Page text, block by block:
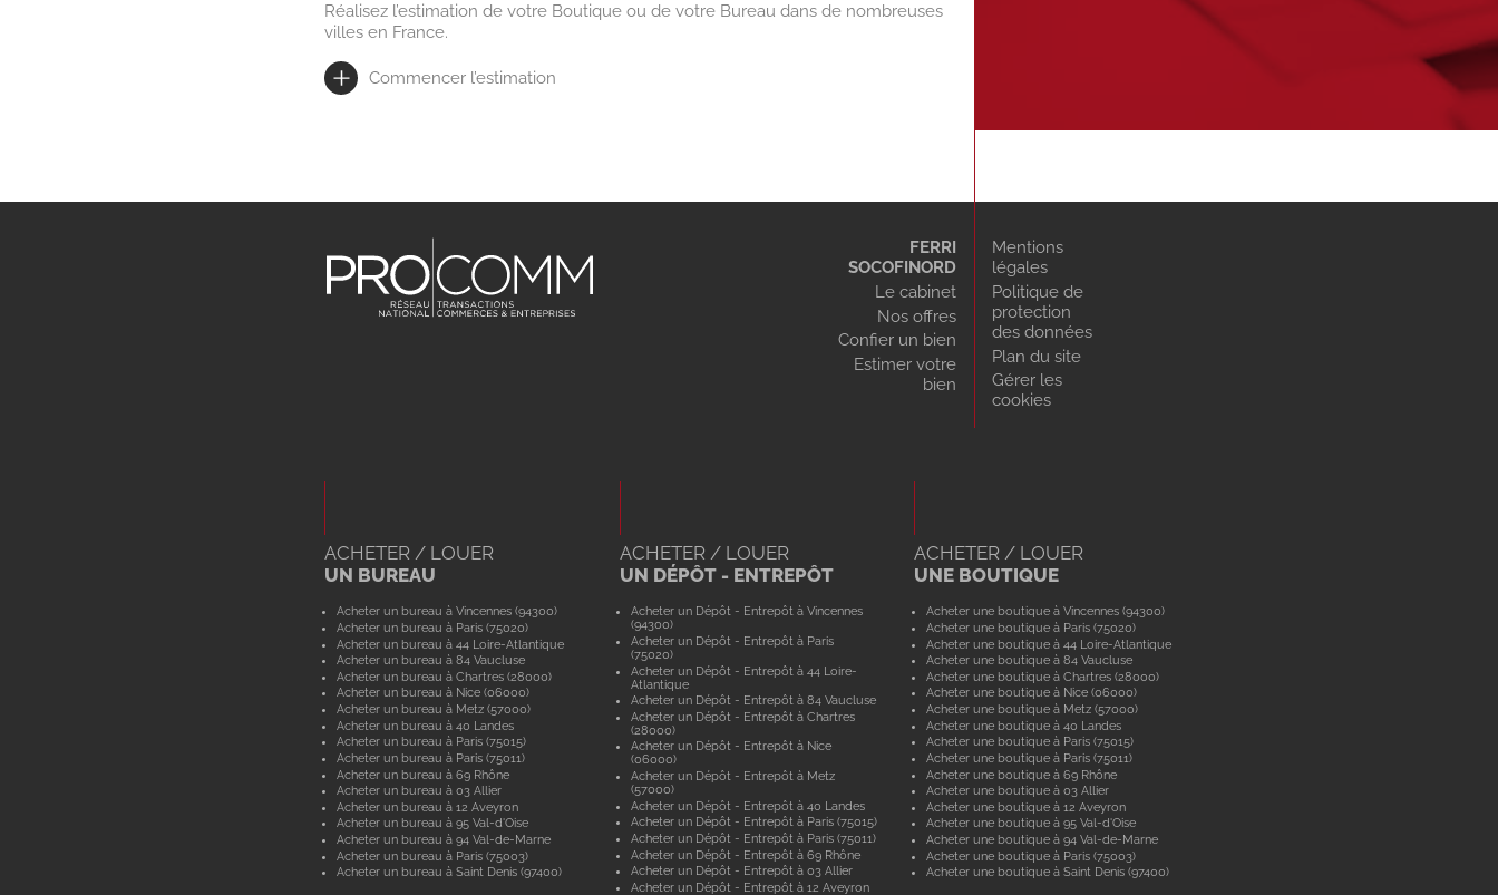
Réalisez l’estimation de votre Boutique ou de votre Bureau dans de nombreuses
villes en France.
Commencer l’estimation
FERRI
SOCOFINORD
Le cabinet
Nos offres
Confier un bien
Estimer votre
bien
Mentions
légales
Politique de
protection
des données
Plan du site
Gérer les
cookies
ACHETER / LOUER
UN BUREAU
Acheter un bureau à Vincennes (94300)
Acheter un bureau à Paris (75020)
Acheter un bureau à 44 Loire-Atlantique
Acheter un bureau à 84 Vaucluse
Acheter un bureau à Chartres (28000)
Acheter un bureau à Nice (06000)
Acheter un bureau à Metz (57000)
Acheter un bureau à 40 Landes
Acheter un bureau à Paris (75015)
Acheter un bureau à Paris (75011)
Acheter un bureau à 69 Rhône
Acheter un bureau à 03 Allier
Acheter un bureau à 12 Aveyron
Acheter un bureau à 95 Val-d'Oise
Acheter un bureau à 94 Val-de-Marne
Acheter un bureau à Paris (75003)
Acheter un bureau à Saint Denis (97400)
ACHETER / LOUER
UN DÉPÔT - ENTREPÔT
Acheter un Dépôt - Entrepôt à Vincennes
(94300)
Acheter un Dépôt - Entrepôt à Paris
(75020)
Acheter un Dépôt - Entrepôt à 44 Loire-
Atlantique
Acheter un Dépôt - Entrepôt à 84 Vaucluse
Acheter un Dépôt - Entrepôt à Chartres
(28000)
Acheter un Dépôt - Entrepôt à Nice
(06000)
Acheter un Dépôt - Entrepôt à Metz
(57000)
Acheter un Dépôt - Entrepôt à 40 Landes
Acheter un Dépôt - Entrepôt à Paris (75015)
Acheter un Dépôt - Entrepôt à Paris (75011)
Acheter un Dépôt - Entrepôt à 69 Rhône
Acheter un Dépôt - Entrepôt à 03 Allier
Acheter un Dépôt - Entrepôt à 12 Aveyron
ACHETER / LOUER
UNE BOUTIQUE
Acheter une boutique à Vincennes (94300)
Acheter une boutique à Paris (75020)
Acheter une boutique à 44 Loire-Atlantique
Acheter une boutique à 84 Vaucluse
Acheter une boutique à Chartres (28000)
Acheter une boutique à Nice (06000)
Acheter une boutique à Metz (57000)
Acheter une boutique à 40 Landes
Acheter une boutique à Paris (75015)
Acheter une boutique à Paris (75011)
Acheter une boutique à 69 Rhône
Acheter une boutique à 03 Allier
Acheter une boutique à 12 Aveyron
Acheter une boutique à 95 Val-d'Oise
Acheter une boutique à 94 Val-de-Marne
Acheter une boutique à Paris (75003)
Acheter une boutique à Saint Denis (97400)